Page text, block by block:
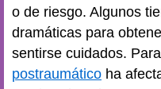
o de riesgo. Algunos
dramáticas para
sentirse cuidados.
postraumático ha